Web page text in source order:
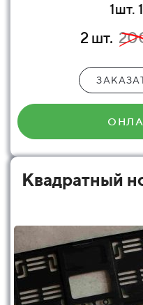
1шт.
2 шт.
Квадратный